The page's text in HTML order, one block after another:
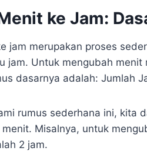
ke Jam:
jam merupakan proses
jam. Untuk mengubah
dasarnya adalah: Jumlah
rumus sederhana ini, kita
Misalnya, untuk
2 jam.